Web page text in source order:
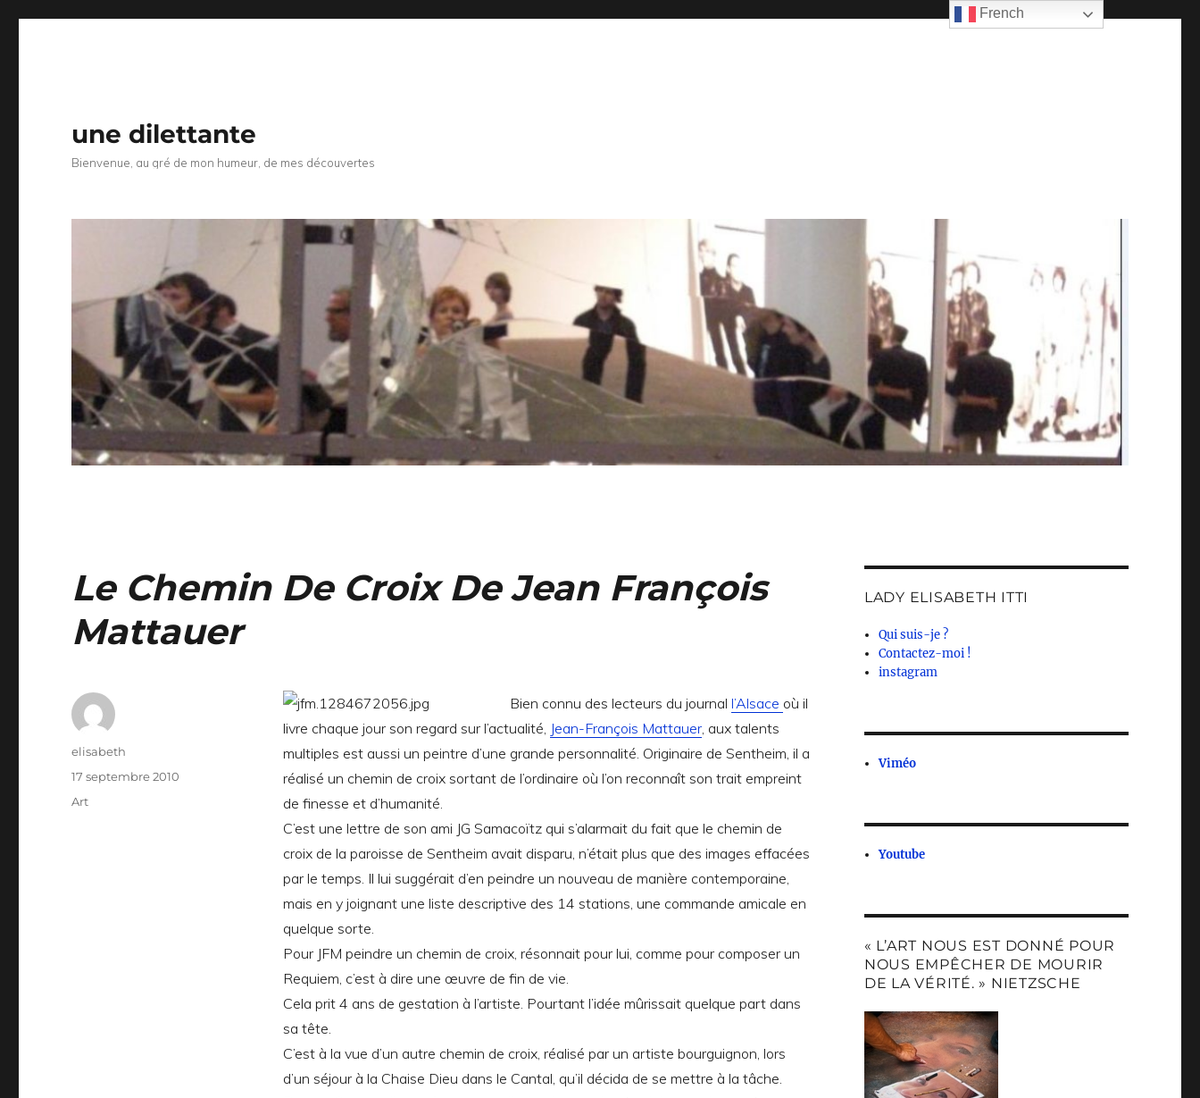
une dilettante
Bienvenue, au gré de mon humeur, de mes découvertes
Le Chemin De Croix De Jean François
Mattauer
Bien connu des lecteurs du journal l’Alsace où il
livre chaque jour son regard sur l’actualité, Jean-François Mattauer, aux talents
multiples est aussi un peintre d’une grande personnalité. Originaire de Sentheim, il a
réalisé un chemin de croix sortant de l’ordinaire où l’on reconnaît son trait empreint
de finesse et d’humanité.
C’est une lettre de son ami JG Samacoïtz qui s’alarmait du fait que le chemin de
croix de la paroisse de Sentheim avait disparu, n’était plus que des images effacées
par le temps. Il lui suggérait d’en peindre un nouveau de manière contemporaine,
mais en y joignant une liste descriptive des 14 stations, une commande amicale en
quelque sorte.
Pour JFM peindre un chemin de croix, résonnait pour lui, comme pour composer un
Requiem, c’est à dire une œuvre de fin de vie.
Cela prit 4 ans de gestation à l’artiste. Pourtant l’idée mûrissait quelque part dans
sa tête.
C’est à la vue d’un autre chemin de croix, réalisé par un artiste bourguignon, lors
d’un séjour à la Chaise Dieu dans le Cantal, qu’il décida de se mettre à la tâche.
Auteur
elisabeth
Publié
17 septembre 2010
Catégories
Art
LADY ELISABETH ITTI
Qui suis-je ?
Contactez-moi !
instagram
Viméo
Youtube
« L’ART NOUS EST DONNÉ POUR
NOUS EMPÊCHER DE MOURIR
DE LA VÉRITÉ. » NIETZSCHE
French